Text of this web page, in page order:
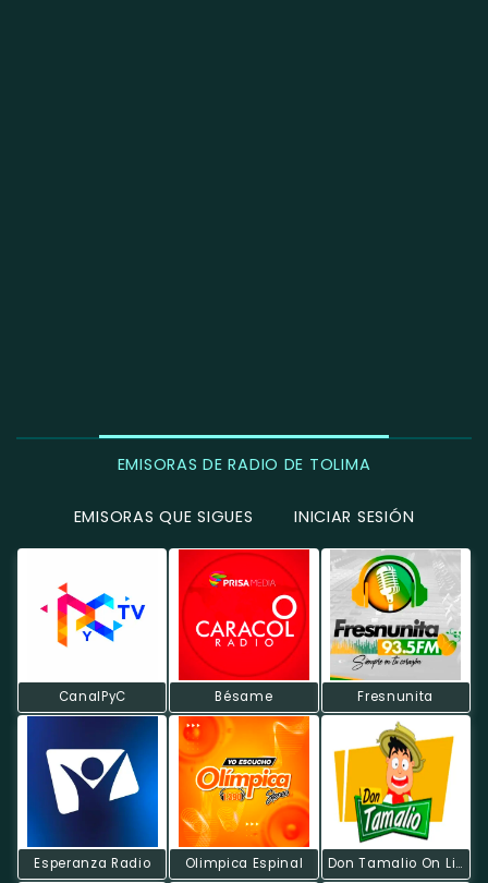
EMISORAS DE RADIO DE TOLIMA
EMISORAS QUE SIGUES INICIAR SESIÓN
CanalPyC Bésame Fresnunita
Esperanza Radio Olimpica Espinal Don Tamalio On Line